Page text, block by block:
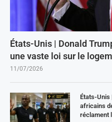
États-Unis | Donald
une vaste loi sur le
11/07/2026
États-Unis
africains
réclament